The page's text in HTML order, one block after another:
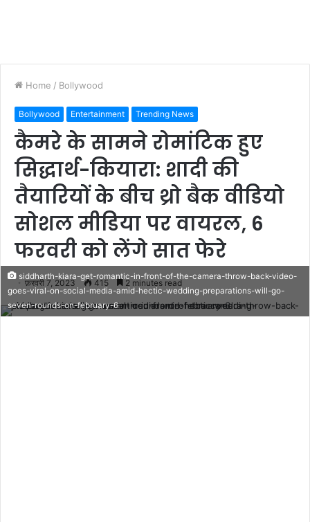
Home / Bollywood
Bollywood Entertainment Trending News
कैमरे के सामने रोमांटिक हुए
सिद्धार्थ-कियारा: शादी की
तैयारियों के बीच थ्रो बैक वीडियो
सोशल मीडिया पर वायरल, 6
फरवरी को लेंगे सात फेरे
फ़रवरी 7, 2023 415 2 minutes read
siddharth-kiara-get-romantic-in-front-of-the-camera-throw-back-video-
goes-viral-on-social-media-amid-hectic-wedding-preparations-will-go-
seven-rounds-on-february-6